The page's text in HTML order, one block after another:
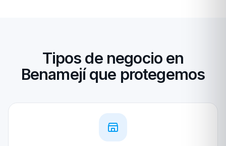
Tipos de negocio en
Benamejí que protegemos